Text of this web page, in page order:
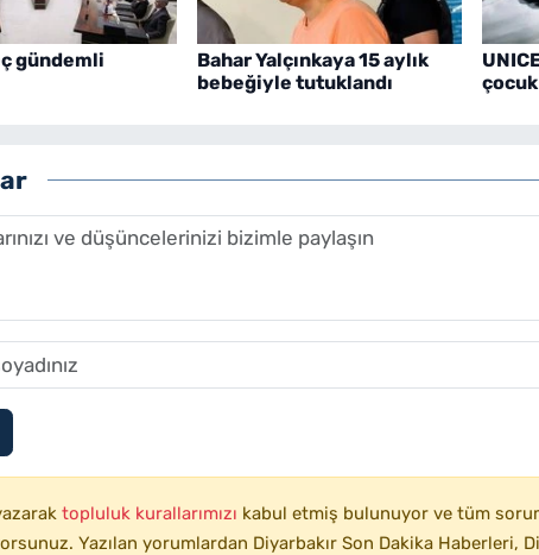
gündemli
Bahar Yalçınkaya 15 aylık
bebeğiyle tutuklandı
topluluk kurallarımızı kabul etmiş bulunuyor ve tüm
Yazılan yorumlardan Diyarbakır Son Dakika Haberleri,